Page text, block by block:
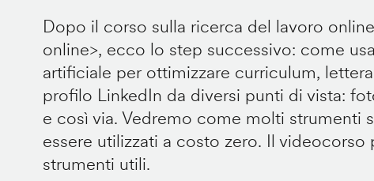
Dopo il corso sulla ricerca del lavoro
online>, ecco lo step successivo: come
artificiale per ottimizzare curriculum,
profilo LinkedIn da diversi punti di vista:
e così via. Vedremo come molti strumenti
essere utilizzati a costo zero. Il videocorso
strumenti utili.